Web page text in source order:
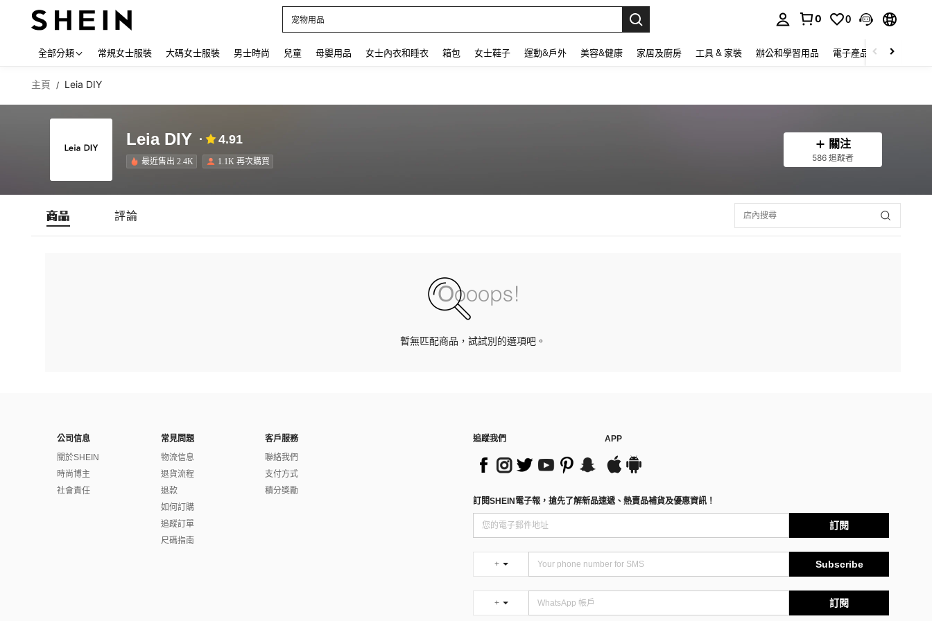
宠物用品
0 0
全部分類 常規女士服裝 大碼女士服裝 男士時尚 兒童 母嬰用品 女士內衣和睡衣 箱包 女士鞋子 運動&戶外 美容&健康 家居及廚房 工具 & 家裝 辦公和學習用品 電子產品 玩具
主頁 / Leia DIY
Leia DIY 4.91
最近售出 2.4K 1.1K 再次購買
關注
586 追蹤者
商品 評論
暫無匹配商品，試試別的選項吧。
公司信息
關於SHEIN
時尚博主
社會責任
常見問題
物流信息
退貨流程
退款
如何訂購
追蹤訂單
尺碼指南
客戶服務
聯絡我們
支付方式
積分獎勵
追蹤我們 APP
訂閱SHEIN電子報，搶先了解新品速遞、熱賣品補貨及優惠資訊！
訂閱
+ Subscribe
+ 訂閱